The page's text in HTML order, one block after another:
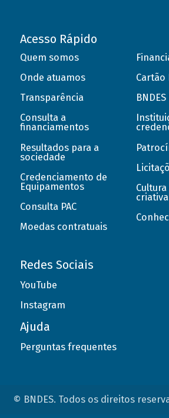
Acesso Rápido
Quem somos
Onde atuamos
Transparência
Consulta a
financiamentos
Resultados para a
sociedade
Credenciamento de
Equipamentos
Consulta PAC
Moedas contratuais
Cartão
criativa
Redes Sociais
YouTube
Instagram
Ajuda
Perguntas frequentes
© BNDES. Todos os direitos